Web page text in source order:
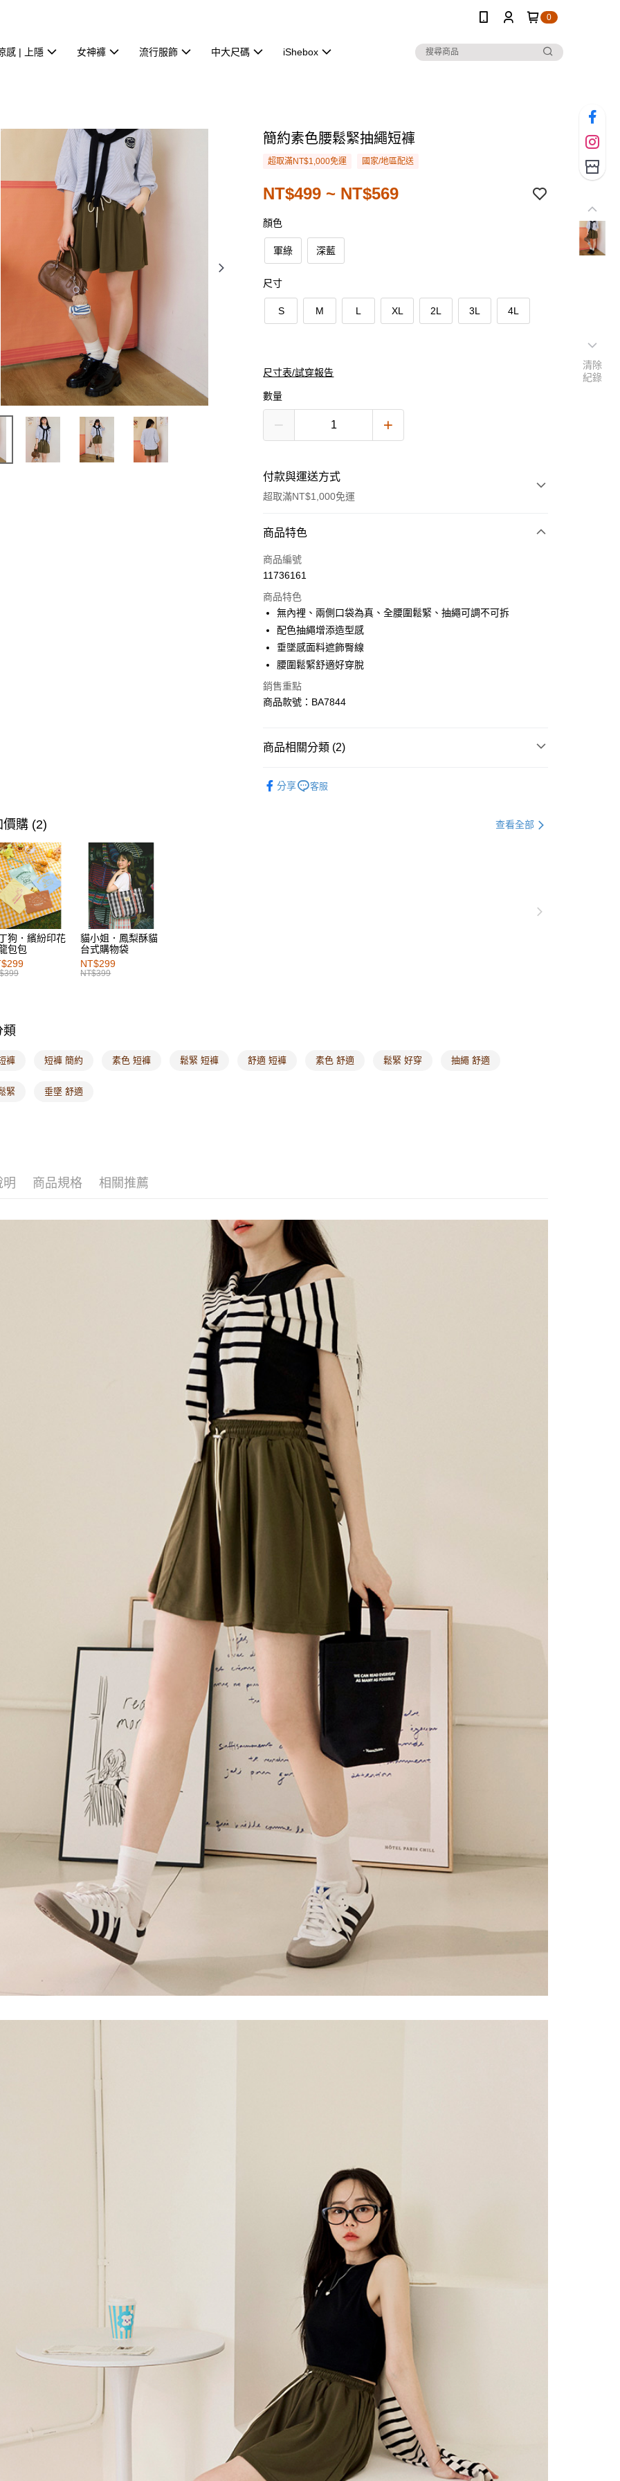
0
感 | 上隱 女神褲 流行服飾 中大尺碼 iShebox
簡約素色腰鬆緊抽繩短褲
超取滿NT$1,000免運 國家/地區配送
NT$499 ~ NT$569
顏色
軍綠 深藍
尺寸
S M L XL 2L 3L 4L
尺寸表/試穿報告
數量
付款與運送方式
超取滿NT$1,000免運
付款方式
信用卡一次付款
超商取貨付款
LINE Pay
街口支付
運送方式
每筆NT$60，滿NT$1,000(含以上)免運費
每筆NT$60，滿NT$1,000(含以上)免運費
每筆NT$60，滿NT$1,000(含以上)免運費
商品特色
商品編號
11736161
商品特色
無內裡、兩側口袋為真、全腰圍鬆緊、抽繩可調不可拆
配色抽繩增添造型感
垂墜感面料遮飾臀線
腰圍鬆緊舒適好穿脫
銷售重點
商品款號：BA7844
商品相關分類 (2)
分享 客服
價購 (2) 查看全部
狗．繽紛印花
包包
貓小姐．鳳梨酥貓
台式購物袋
NT$299
NT$399
類
褲 短褲 簡約 素色 短褲 鬆緊 短褲 舒適 短褲 素色 舒適 鬆緊 好穿 抽繩 舒適
緊 垂墜 舒適
明 商品規格 相關推薦
清除
紀錄